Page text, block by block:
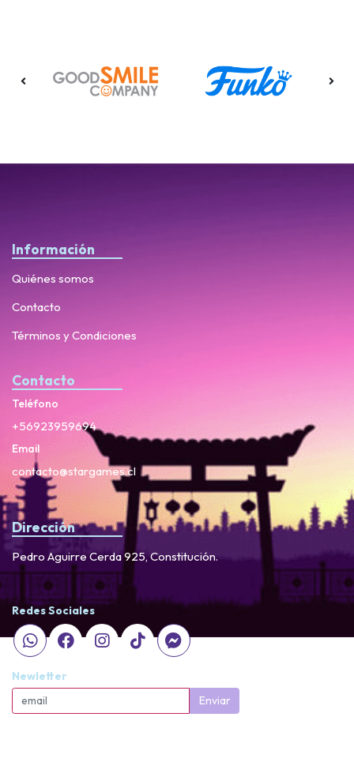
Información
Quiénes somos
Contacto
Términos y Condiciones
Contacto
Teléfono
+56923959694
Email
contacto@stargames.cl
Dirección
Pedro Aguirre Cerda 925, Constitución.
Redes Sociales
Newletter
Enviar